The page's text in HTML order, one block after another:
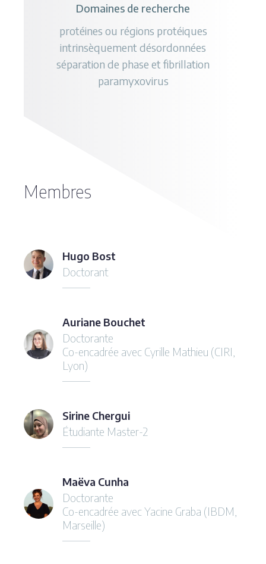
Domaines de recherche
protéines ou régions protéiques
intrinsèquement désordonnées
séparation de phase et fibrillation
paramyxovirus
Membres
Hugo Bost
Doctorant
Auriane Bouchet
Doctorante
Co-encadrée avec Cyrille Mathieu (CIRI,
Lyon)
Sirine Chergui
Étudiante Master-2
Maëva Cunha
Doctorante
Co-encadrée avec Yacine Graba (IBDM,
Marseille)